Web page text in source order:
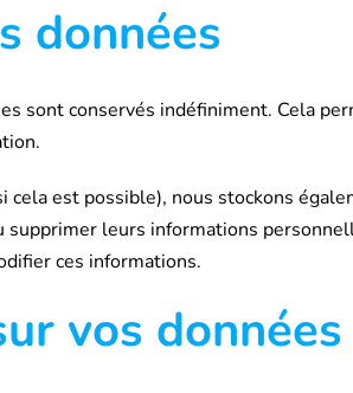
données
sont conservés indéfiniment. Cela
est possible), nous stockons
leurs informations
ces informations.
vos données